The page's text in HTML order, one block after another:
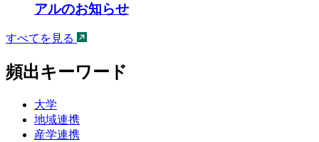
アルのお知らせ
すべてを見る
頻出キーワード
大学
地域連携
産学連携